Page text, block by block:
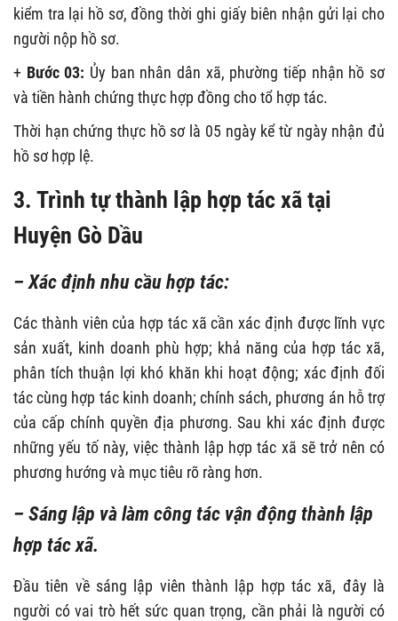
kiểm tra lại hồ sơ, đồng thời ghi giấy biên nhận gửi lại cho
người nộp hồ sơ.
+ Bước 03: Ủy ban nhân dân xã, phường tiếp nhận hồ sơ
và tiền hành chứng thực hợp đồng cho tổ hợp tác.
Thời hạn chứng thực hồ sơ là 05 ngày kể từ ngày nhận đủ
hồ sơ hợp lệ.
3. Trình tự thành lập hợp tác xã tại
Huyện Gò Dầu
– Xác định nhu cầu hợp tác:
Các thành viên của hợp tác xã cần xác định được lĩnh vực
sản xuất, kinh doanh phù hợp; khả năng của hợp tác xã,
phân tích thuận lợi khó khăn khi hoạt động; xác định đối
tác cùng hợp tác kinh doanh; chính sách, phương án hỗ trợ
của cấp chính quyền địa phương. Sau khi xác định được
những yếu tố này, việc thành lập hợp tác xã sẽ trở nên có
phương hướng và mục tiêu rõ ràng hơn.
– Sáng lập và làm công tác vận động thành lập
hợp tác xã.
Đầu tiên về sáng lập viên thành lập hợp tác xã, đây là
người có vai trò hết sức quan trọng, cần phải là người có